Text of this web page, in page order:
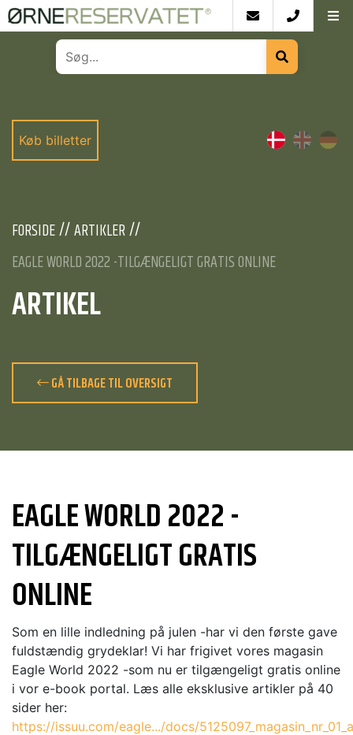
Køb billetter
FORSIDE
ARTIKLER
EAGLE WORLD 2022 -TILGÆNGELIGT GRATIS ONLINE
ARTIKEL
GÅ TILBAGE TIL OVERSIGT
EAGLE WORLD 2022 -
TILGÆNGELIGT GRATIS
ONLINE
Som en lille indledning på julen -har vi den første gave
fuldstændig grydeklar! Vi har frigivet vores magasin
Eagle World 2022 -som nu er tilgængeligt gratis online
i vor e-book portal. Læs alle eksklusive artikler på 40
sider her:
https://issuu.com/eagle.../docs/